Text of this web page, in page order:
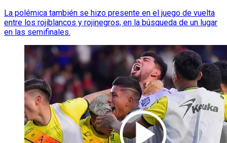
La polémica también se hizo presente en el juego de vuelta
entre los rojiblancos y rojinegros, en la búsqueda de un lugar
en las semifinales.